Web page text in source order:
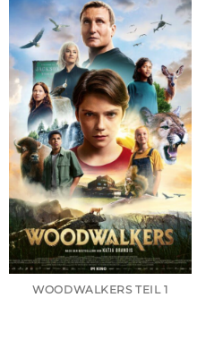
WOODWALKERS TEIL 1